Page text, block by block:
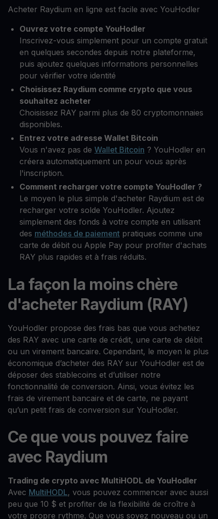
Acheter Raydium en ligne est facile avec YouHodler
Ouvrez votre compte YouHodler
Inscrivez-vous simplement pour un compte gratuit
en quelques secondes depuis notre plateforme,
puis ajoutez quelques informations personnelles
pour vérifier votre identité
Choisissez Raydium comme crypto que vous
souhaitez acheter
Choisissez RAY parmi plus de 80 cryptomonnaies
disponibles.
Entrez votre adresse Wallet Bitcoin
Vous n'avez pas de Wallet Bitcoin ? YouHodler en
créera automatiquement un pour vous après
l'inscription.
Comment recharger votre compte YouHodler ?
Le moyen le plus simple d'acheter Raydium est de
recharger votre solde YouHodler. Ajoutez
simplement des fonds à votre compte en utilisant
des méthodes de paiement pratiques comme une
carte de débit ou Apple Pay pour profiter d'achats
RAY plus rapides et à frais réduits.
La façon la moins chère
d'acheter Raydium (RAY)
YouHodler propose des frais bas que vous achetiez
des RAY avec une carte de crédit, une carte de débit
ou un virement bancaire. Cependant, le moyen le plus
économique d’acheter des RAY sur YouHodler est de
déposer des stablecoins et d’utiliser notre
fonctionnalité de conversion. Ainsi, vous évitez les
frais de virement bancaire et de carte, ne payant
qu’un petit frais de conversion sur YouHodler.
Ce que vous pouvez faire
avec Raydium
Trading de crypto avec MultiHODL de YouHodler
Avec MultiHODL, vous pouvez commencer avec aussi
peu que 10 $ et profiter de la flexibilité de croître à
votre propre rythme. Que vous soyez nouveau ou un